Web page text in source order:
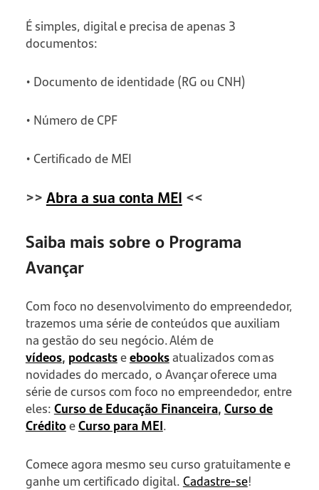
É simples, digital e precisa de apenas 3
documentos:
• Documento de identidade (RG ou CNH)
• Número de CPF
• Certificado de MEI
>> Abra a sua conta MEI <<
Saiba mais sobre o Programa
Avançar
Com foco no desenvolvimento do empreendedor,
trazemos uma série de conteúdos que auxiliam
na gestão do seu negócio. Além de
vídeos, podcastseebooksatualizados com as
novidades do mercado, o Avançar oferece uma
série de cursos com foco no empreendedor, entre
eles:Curso de Educação Financeira,Curso de
CréditoeCurso para MEI.
Comece agora mesmo seu curso gratuitamente e
ganhe um certificado digital.Cadastre-se!